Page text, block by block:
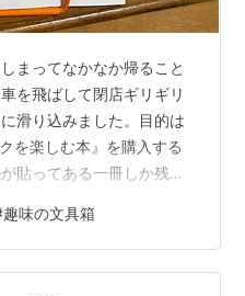
まってなかなか帰ること
を飛ばして閉店ギリギリ
滑り込みました。目的は
を楽しむ本』を購入する
貼ってある一冊しか残っ
えてくれました。でも、
たので、そのシールを剥
内緒なのかどうかもわか
趣味の文具箱